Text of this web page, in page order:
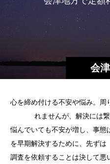
会
心を締め付ける不安や悩み。周
れませんが、解決には
悩んでいても不安が増し、事態
を早期解決するために、先ずは
調査を依頼することは決して